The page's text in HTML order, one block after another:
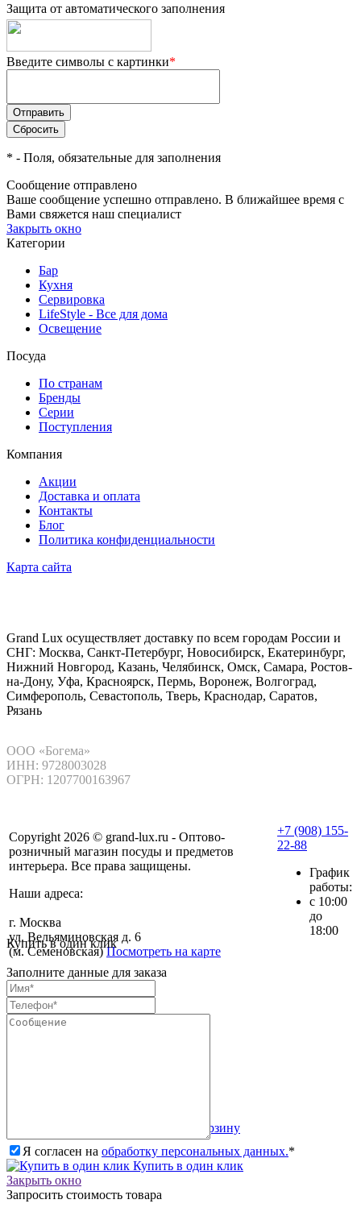
Защита от автоматического заполнения
Введите символы с картинки*
* - Поля, обязательные для заполнения
Сообщение отправлено
Ваше сообщение успешно отправлено. В ближайшее время с
Вами свяжется наш специалист
Закрыть окно
Категории
Бар
Кухня
Сервировка
LifeStyle - Все для дома
Освещение
Посуда
По странам
Бренды
Серии
Поступления
Компания
Акции
Доставка и оплата
Контакты
Блог
Политика конфиденциальности
Карта сайта
Grand Lux осуществляет доставку по всем городам России и
СНГ: Москва, Санкт-Петербург, Новосибирск, Екатеринбург,
Нижний Новгород, Казань, Челябинск, Омск, Самара, Ростов-
на-Дону, Уфа, Красноярск, Пермь, Воронеж, Волгоград,
Симферополь, Севастополь, Тверь, Краснодар, Саратов,
Рязань
ООО «Богема»
ИНН: 9728003028
ОГРН: 1207700163967
Copyright 2026 © grand-lux.ru - Оптово-
розничный магазин посуды и предметов
интерьера. Все права защищены.
Наши адреса:
г. Москва
ул. Вельяминовская д. 6
(м. Семеновская)Посмотреть на карте
+7 (908) 155-
22-88
График
работы:
с 10:00
до
18:00
Обратная связь
Перейти в корзину
Купить в один клик
Заполните данные для заказа
Я согласен на обработку персональных данных.*
Купить в один клик
Закрыть окно
Запросить стоимость товара